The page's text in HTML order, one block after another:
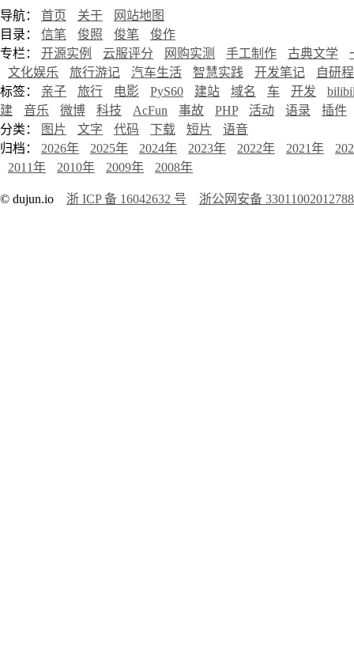
导航： 首页 关于
网站地图
目录： 信笔 俊照 俊笔
俊作
专栏： 开源实例 云服评分 网购实测 手工制作 古典文学
文化娱乐
旅行游记 汽车生活 智慧实践 开发笔记
自研
标签： 亲子 旅行 电影 PyS60 建站 域名 车 开发
建
音乐 微博 科技 AcFun 事故 PHP 活动 语录
插件
分类：
图片 文字 代码 下载 短片
语音
归档： 2026年 2025年 2024年 2023年 2022年 2021年
2011年
2010年 2009年 2008年
© dujun.io 浙 ICP 备 16042632 号 浙公网安备